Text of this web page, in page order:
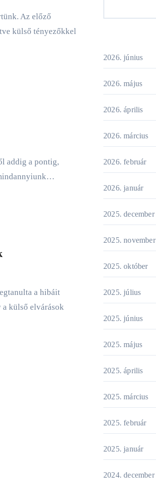
külső tényezőkkel
külső elvárások
2026. június
2026. május
2026. április
2026. március
2026. február
2026. január
2025. december
2025. november
2025. október
2025. július
2025. június
2025. május
2025. április
2025. március
2025. február
2025. január
2024. december